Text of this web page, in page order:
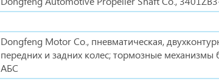
Dongfeng Motor Co., пневматическая,
передних и задних колес; тормозные механизмы
АБС